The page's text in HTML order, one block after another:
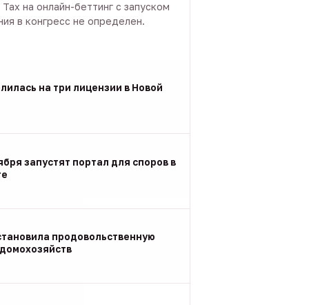
на онлайн-беттинг с запуском
в конгресс не определен.
на три лицензии в Новой
запустят портал для споров в
продовольственную